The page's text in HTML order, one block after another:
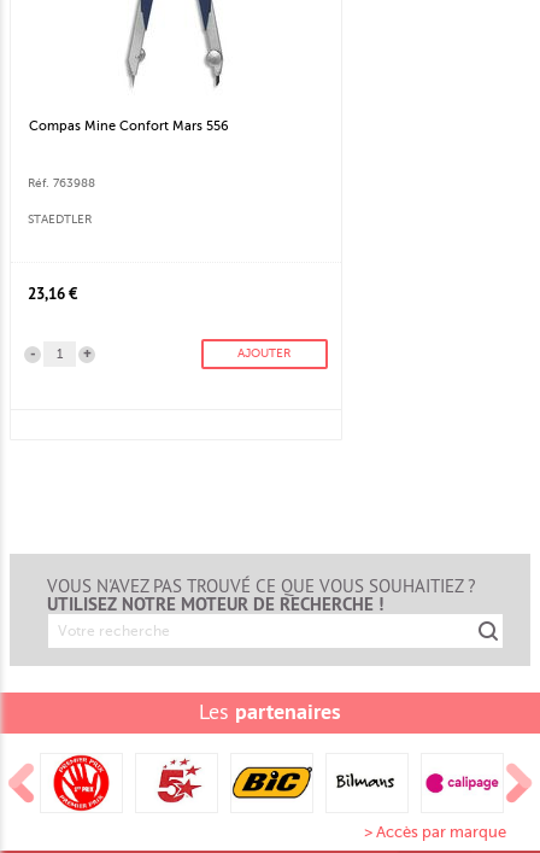
Compas Mine Confort Mars 556
Réf. 763988
STAEDTLER
23,16 €
+
- AJOUTER
VOUS N'AVEZ PAS TROUVÉ CE QUE VOUS SOUHAITIEZ ?
UTILISEZ NOTRE MOTEUR DE RECHERCHE !
Les partenaires
> Accès par marque